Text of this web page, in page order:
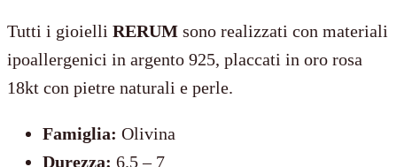
Tutti i gioielli RERUM sono realizzati con materiali
ipoallergenici in argento 925, placcati in oro rosa
18kt con pietre naturali e perle.
Famiglia: Olivina
Durezza: 6.5 – 7